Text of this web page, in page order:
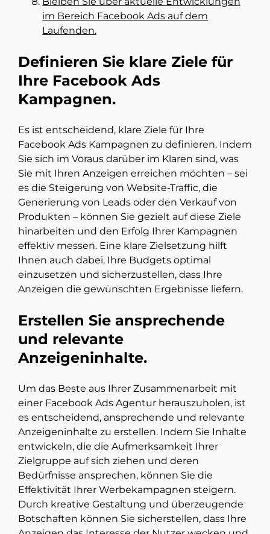
im Bereich Facebook Ads auf dem
Laufenden.
Definieren Sie klare Ziele für
Ihre Facebook Ads
Kampagnen.
Es ist entscheidend, klare Ziele für Ihre
Facebook Ads Kampagnen zu definieren. Indem
Sie sich im Voraus darüber im Klaren sind, was
Sie mit Ihren Anzeigen erreichen möchten – sei
es die Steigerung von Website-Traffic, die
Generierung von Leads oder den Verkauf von
Produkten – können Sie gezielt auf diese Ziele
hinarbeiten und den Erfolg Ihrer Kampagnen
effektiv messen. Eine klare Zielsetzung hilft
Ihnen auch dabei, Ihre Budgets optimal
einzusetzen und sicherzustellen, dass Ihre
Anzeigen die gewünschten Ergebnisse liefern.
Erstellen Sie ansprechende
und relevante
Anzeigeninhalte.
Um das Beste aus Ihrer Zusammenarbeit mit
einer Facebook Ads Agentur herauszuholen, ist
es entscheidend, ansprechende und relevante
Anzeigeninhalte zu erstellen. Indem Sie Inhalte
entwickeln, die die Aufmerksamkeit Ihrer
Zielgruppe auf sich ziehen und deren
Bedürfnisse ansprechen, können Sie die
Effektivität Ihrer Werbekampagnen steigern.
Durch kreative Gestaltung und überzeugende
Botschaften können Sie sicherstellen, dass Ihre